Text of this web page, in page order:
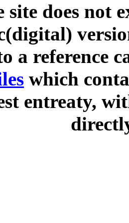
site does not
a reference
which
entreaty,